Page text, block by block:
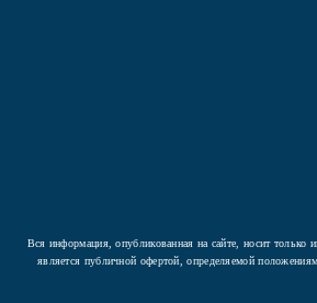
Вся информация, опубликованная на сайте, носит только
является публичной офертой, определяемой